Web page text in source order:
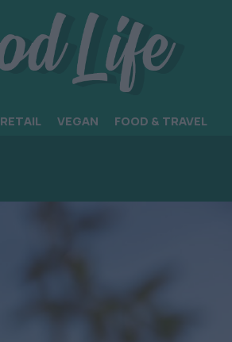
RETAIL VEGAN FOOD & TRAVEL